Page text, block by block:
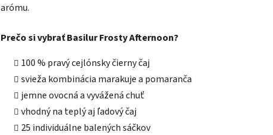
arómu.
Prečo si vybrať Basilur Frosty Afternoon?
100 % pravý cejlónsky čierny čaj
svieža kombinácia marakuje a pomaranča
jemne ovocná a vyvážená chuť
vhodný na teplý aj ľadový čaj
25 individuálne balených sáčkov